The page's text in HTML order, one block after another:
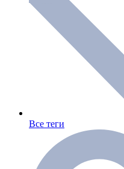
Все теги